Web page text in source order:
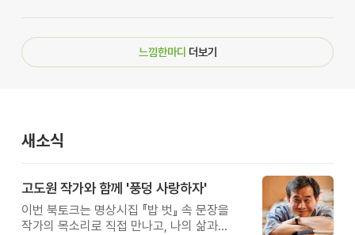
느낌한마디 더보기
새소식
고도원 작가와 함께 '풍덩 사랑하자'
이번 북토크는 명상시집 『밥 벗』 속 문장을
작가의 목소리로 직접 만나고, 나의 삶과